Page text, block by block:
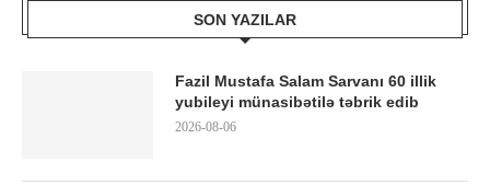
SON YAZILAR
Fazil Mustafa Salam Sarvanı 60 illik
yubileyi münasibətilə təbrik edib
2026-08-06